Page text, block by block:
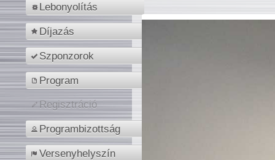
Lebonyolítás
Díjazás
Szponzorok
Program
Regisztráció
Programbizottság
Versenyhelyszín